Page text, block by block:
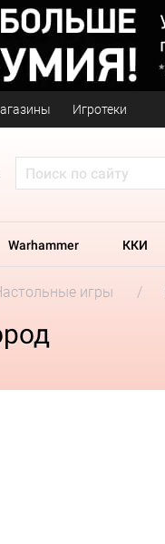
Игротеки
Warhammer ККИ
игры